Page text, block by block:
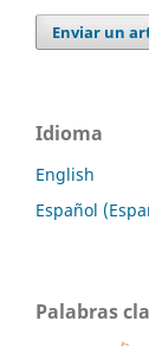
Enviar un
Idioma
English
Español
Palabras